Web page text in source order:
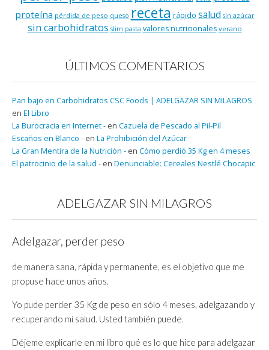
proteína pérdida de peso queso receta rápido salud sin azúcar
sin carbohidratos slim pasta valores nutricionales verano
ÚLTIMOS COMENTARIOS
Pan bajo en Carbohidratos CSC Foods | ADELGAZAR SIN MILAGROS
en El Libro
La Burocracia en Internet - en Cazuela de Pescado al Pil-Pil
Escaños en Blanco - en La Prohibición del Azúcar
La Gran Mentira de la Nutrición - en Cómo perdió 35 Kg en 4 meses
El patrocinio de la salud - en Denunciable: Cereales Nestlé Chocapic
ADELGAZAR SIN MILAGROS
Adelgazar, perder peso
de manera sana, rápida y permanente, es el objetivo que me
propuse hace unos años.
Yo pude perder 35 Kg de peso en sólo 4 meses, adelgazando y
recuperando mi salud. Usted también puede.
Déjeme explicarle en mi libro qué es lo que hice para adelgazar